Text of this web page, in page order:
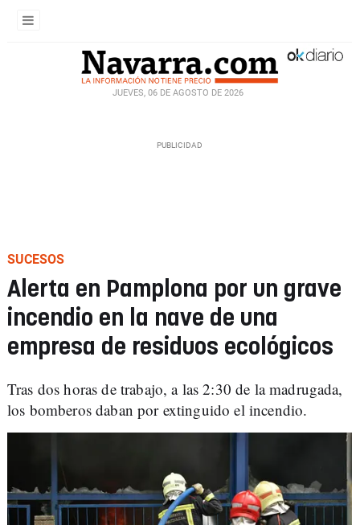
JUEVES, 06 DE AGOSTO DE 2026
SUCESOS
Alerta en Pamplona por un grave
incendio en la nave de una
empresa de residuos ecológicos
Tras dos horas de trabajo, a las 2:30 de la madrugada,
los bomberos daban por extinguido el incendio.